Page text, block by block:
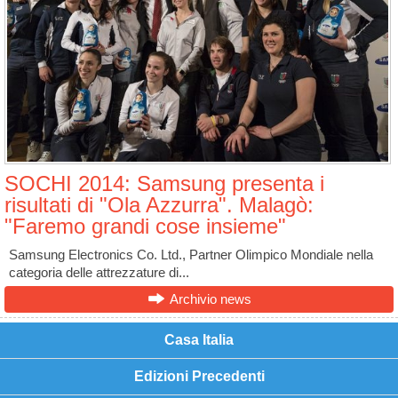
SOCHI 2014: Samsung presenta i
risultati di "Ola Azzurra". Malagò:
"Faremo grandi cose insieme"
Samsung Electronics Co. Ltd., Partner Olimpico Mondiale nella
categoria delle attrezzature di...
Archivio news
Casa Italia
Edizioni Precedenti